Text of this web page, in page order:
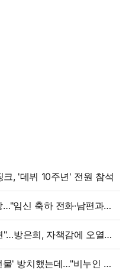
, '데뷔 10주년' 전원 참석